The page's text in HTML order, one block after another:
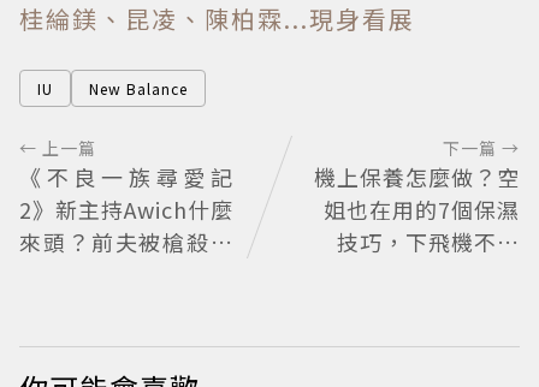
桂綸鎂、昆凌、陳柏霖...現身看展
IU New Balance
← 上一篇
《不良一族尋愛記
2》新主持Awich什麼
來頭？前夫被槍殺、
下一篇 →
機上保養怎麼做？空
姐也在用的7個保濕
技巧，下飛機不乾